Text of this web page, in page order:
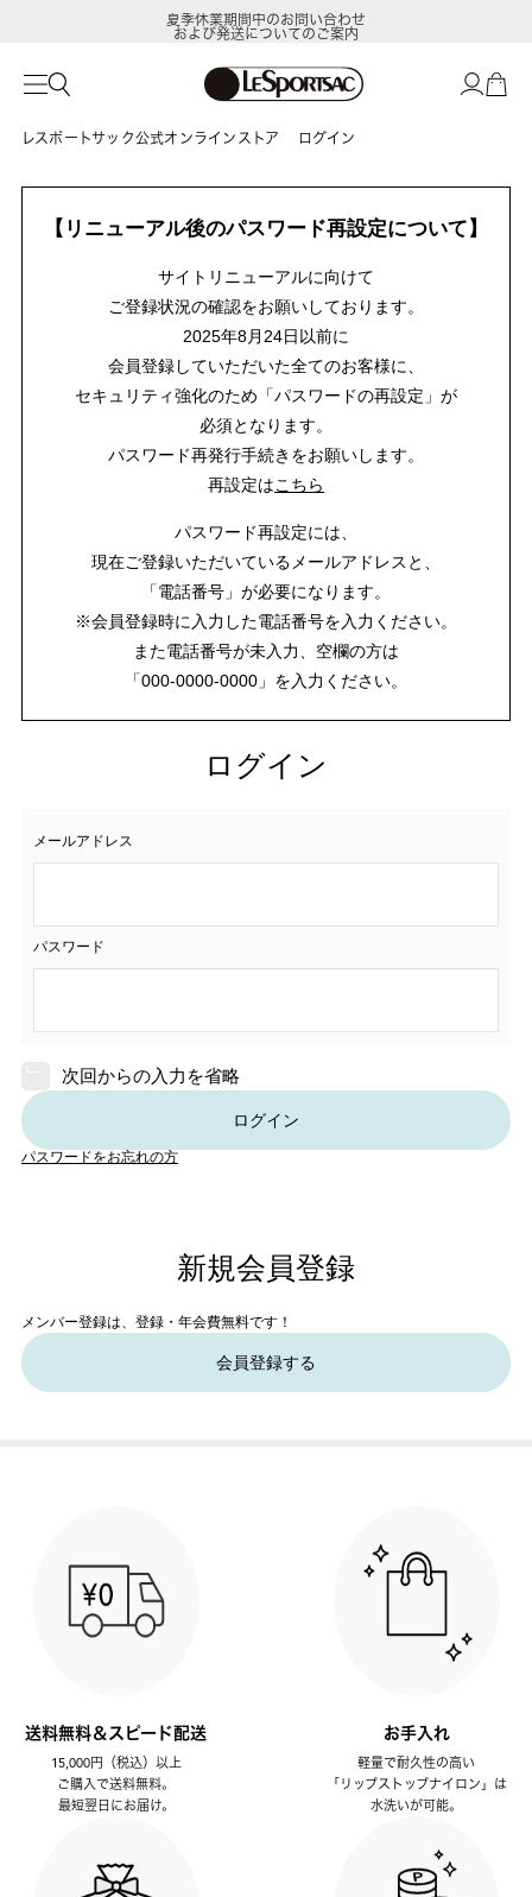
夏季休業期間中のお問い合わせ
および発送についてのご案内
レスポートサック公式オンラインストア ログイン
【リニューアル後のパスワード再設定について】
サイトリニューアルに向けて
ご登録状況の確認をお願いしております。
2025年8月24日以前に
会員登録していただいた全てのお客様に、
セキュリティ強化のため「パスワードの再設定」が
必須となります。
パスワード再発行手続きをお願いします。
再設定はこちら
パスワード再設定には、
現在ご登録いただいているメールアドレスと、
「電話番号」が必要になります。
※会員登録時に入力した電話番号を入力ください。
また電話番号が未入力、空欄の方は
「000-0000-0000」を入力ください。
ログイン
メールアドレス
パスワード
次回からの入力を省略
ログイン
パスワードをお忘れの方
新規会員登録
メンバー登録は、登録・年会費無料です！
会員登録する
送料無料＆スピード配送
15,000円（税込）以上
ご購入で送料無料。
最短翌日にお届け。
お手入れ
軽量で耐久性の高い
「リップストップナイロン」は
水洗いが可能。